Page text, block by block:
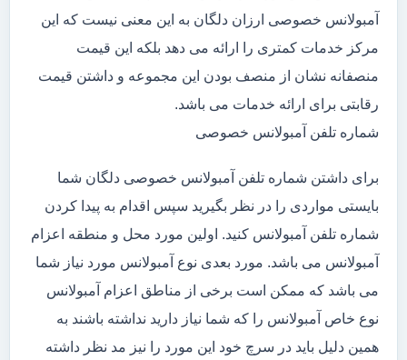
آمبولانس خصوصی ارزان دلگان به این معنی نیست که این
مرکز خدمات کمتری را ارائه می دهد بلکه این قیمت
منصفانه نشان از منصف بودن این مجموعه و داشتن قیمت
رقابتی برای ارائه خدمات می باشد.
شماره تلفن آمبولانس خصوصی
برای داشتن شماره تلفن آمبولانس خصوصی دلگان شما
بایستی مواردی را در نظر بگیرید سپس اقدام به پیدا کردن
شماره تلفن آمبولانس کنید. اولین مورد محل و منطقه اعزام
آمبولانس می باشد. مورد بعدی نوع آمبولانس مورد نیاز شما
می باشد که ممکن است برخی از مناطق اعزام آمبولانس
نوع خاص آمبولانس را که شما نیاز دارید نداشته باشند به
همین دلیل باید در سرچ خود این مورد را نیز مد نظر داشته